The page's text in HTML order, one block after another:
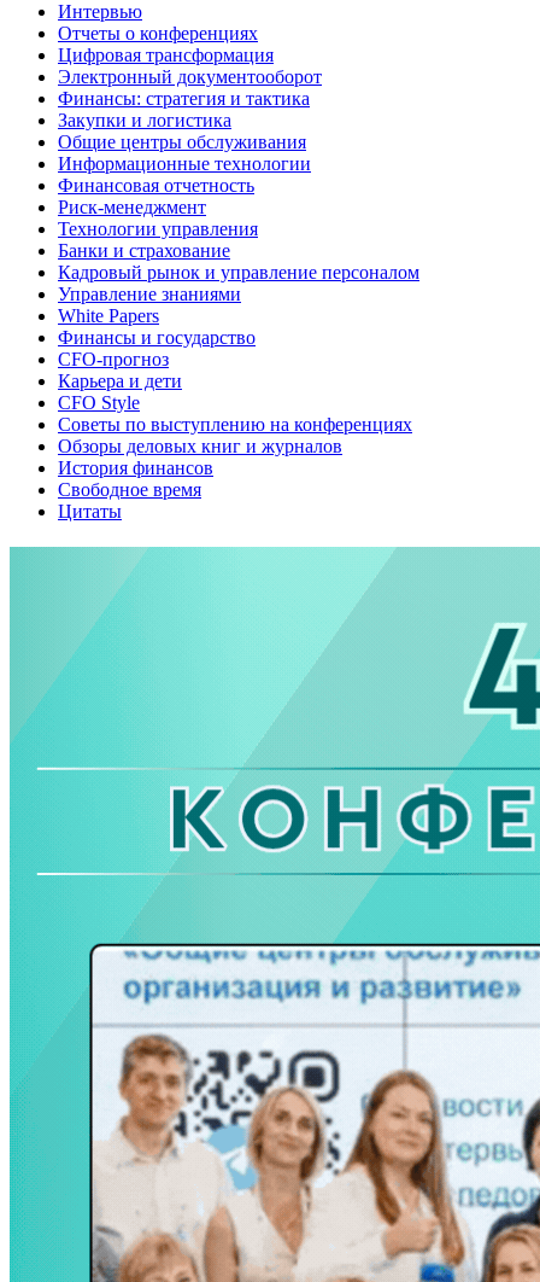
Интервью
Отчеты о конференциях
Цифровая трансформация
Электронный документооборот
Финансы: стратегия и тактика
Закупки и логистика
Общие центры обслуживания
Информационные технологии
Финансовая отчетность
Риск-менеджмент
Технологии управления
Банки и страхование
Кадровый рынок и управление персоналом
Управление знаниями
White Papers
Финансы и государство
CFO-прогноз
Карьера и дети
CFO Style
Советы по выступлению на конференциях
Обзоры деловых книг и журналов
История финансов
Свободное время
Цитаты